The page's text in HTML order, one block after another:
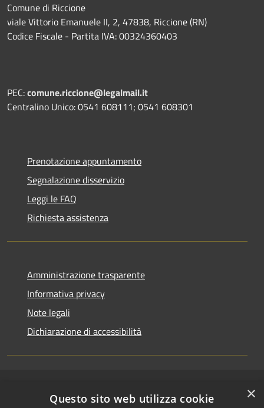
Comune di Riccione
viale Vittorio Emanuele II, 2, 47838, Riccione (RN)
Codice Fiscale - Partita IVA: 00324360403
PEC:comune.riccione@legalmail.it
Centralino Unico: 0541 608111; 0541 608301
Prenotazione appuntamento
Segnalazione disservizio
Leggi le FAQ
Richiesta assistenza
Amministrazione trasparente
Informativa privacy
Note legali
Dichiarazione di accessibilità
Copyright © 2026 • Comune di
Riccione • Powered by
×
Questo sito web utilizza cookie